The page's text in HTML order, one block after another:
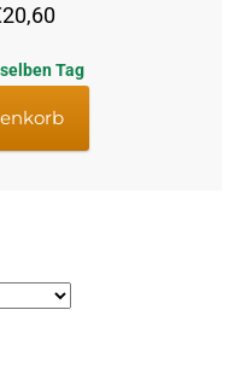
20,60Aktueller
ist:
€20,60.
Tag